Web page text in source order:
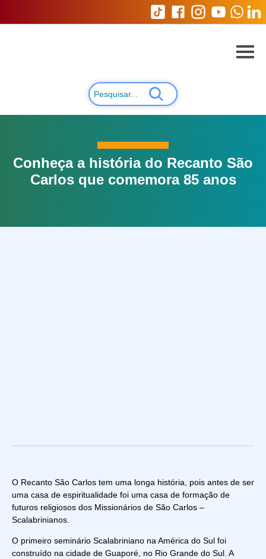
Conheça a história do Recanto São
Carlos que comemora 85 anos
O Recanto São Carlos tem uma longa história, pois antes de ser
uma casa de espiritualidade foi uma casa de formação de
futuros religiosos dos Missionários de São Carlos –
Scalabrinianos.
O primeiro seminário Scalabriniano na América do Sul foi
construído na cidade de Guaporé, no Rio Grande do Sul. A